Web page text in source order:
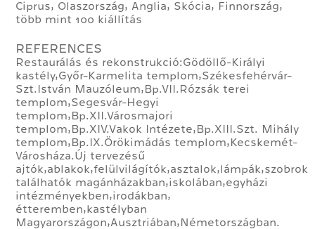
Ciprus, Olaszország, Anglia, Skócia, Finnország,
több mint 100 kiállítás
REFERENCES
Restaurálás és rekonstrukció:Gödöllő-Királyi
kastély,Győr-Karmelita templom,Székesfehérvár-
Szt.István Mauzóleum,Bp.VII.Rózsák terei
templom,Segesvár-Hegyi
templom,Bp.XII.Városmajori
templom,Bp.XIV.Vakok Intézete,Bp.XIII.Szt. Mihály
templom,Bp.IX.Örökimádás templom,Kecskemét-
Városháza.Új tervezésű
ajtók,ablakok,felülvilágítók,asztalok,lámpák,szobrok
találhatók magánházakban,iskolában,egyházi
intézményekben,irodákban,
étteremben,kastélyban
Magyarországon,Ausztriában,Németországban.